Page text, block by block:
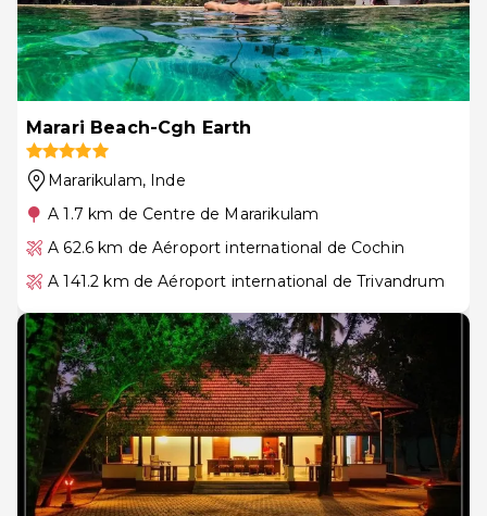
Marari Beach-Cgh Earth
Mararikulam, Inde
A 1.7 km de Centre de Mararikulam
A 62.6 km de Aéroport international de Cochin
A 141.2 km de Aéroport international de Trivandrum